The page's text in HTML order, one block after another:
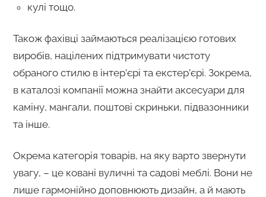
кулі тощо.
Також фахівці займаються реалізацією готових
виробів, націлених підтримувати чистоту
обраного стилю в інтер’єрі та екстер’єрі. Зокрема,
в каталозі компанії можна знайти аксесуари для
каміну, мангали, поштові скриньки, підвазонники
та інше.
Окрема категорія товарів, на яку варто звернути
увагу, – це ковані вуличні та садові меблі. Вони не
лише гармонійно доповнюють дизайн, а й мають